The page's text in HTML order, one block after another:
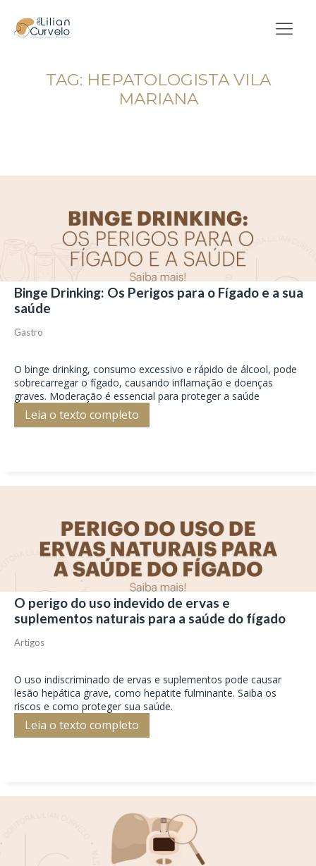
TAG: HEPATOLOGISTA VILA
MARIANA
Binge Drinking: Os Perigos para o Fígado e a sua
saúde
Gastro
O binge drinking, consumo excessivo e rápido de álcool, pode
sobrecarregar o fígado, causando inflamação e doenças
graves. Moderação é essencial para proteger a saúde
Leia o texto completo
O perigo do uso indevido de ervas e
suplementos naturais para a saúde do fígado
Artigos
O uso indiscriminado de ervas e suplementos pode causar
lesão hepática grave, como hepatite fulminante. Saiba os
riscos e como proteger sua saúde.
Leia o texto completo